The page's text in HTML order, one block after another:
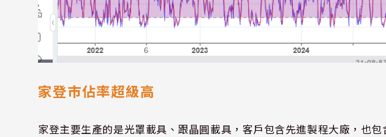
家登市佔率超級高
家登主要生產的是光罩載具、跟晶圓載具，客戶包含先進製程大廠，也包